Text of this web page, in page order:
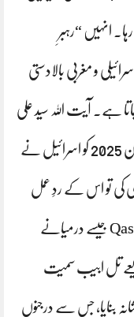
انہیں “رہبرِ
و مغربی بالادستی
ہے۔ آیت اللہ سید علی
خامنہ ای دنیا کے وہ واحد لیڈر تھے جب 13 جون 2025 کو اسرائیل نے
کی تو اس کے ردِ عمل
میں سینکڑوں بیلسٹک میزائل، Qassem Bassir جیسے درمیانے
تل ابیب سمیت
بنایا، جس سے درجنوں